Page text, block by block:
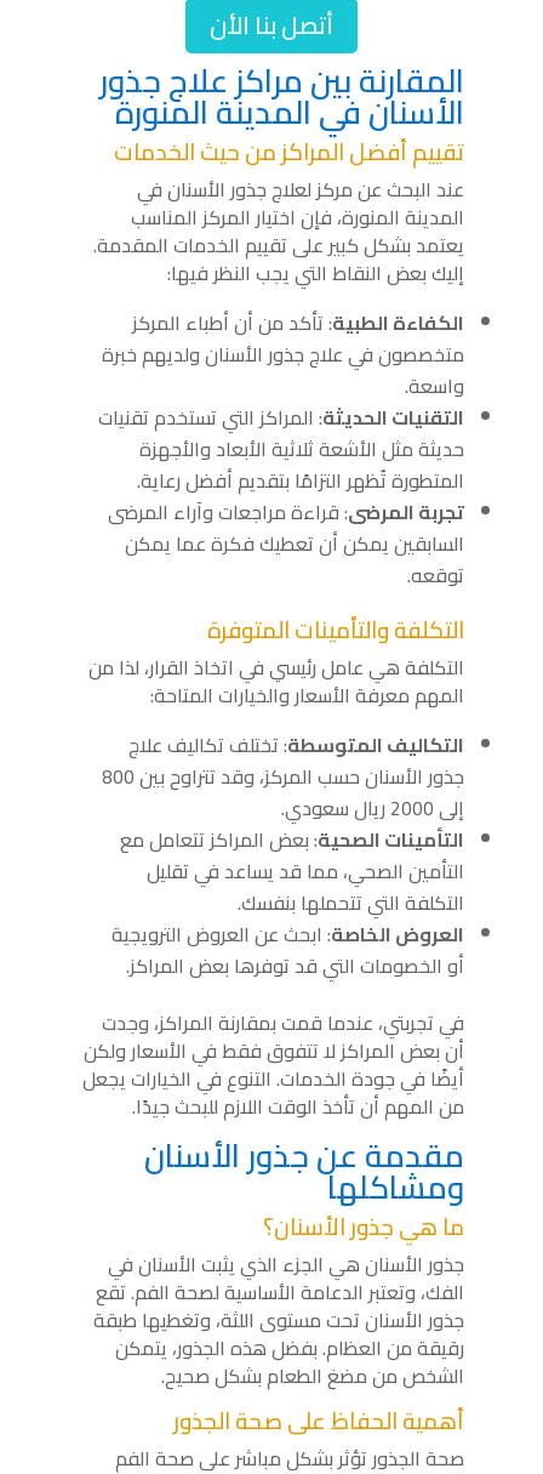
أتصل بنا الأن
المقارنة بين مراكز علاج جذور
الأسنان في المدينة المنورة
تقييم أفضل المراكز من حيث الخدمات
عند البحث عن مركز لعلاج جذور الأسنان في
المدينة المنورة، فإن اختيار المركز المناسب
يعتمد بشكل كبير على تقييم الخدمات المقدمة.
إليك بعض النقاط التي يجب النظر فيها:
الكفاءة الطبية: تأكد من أن أطباء المركز
متخصصون في علاج جذور الأسنان ولديهم خبرة
واسعة.
التقنيات الحديثة: المراكز التي تستخدم تقنيات
حديثة مثل الأشعة ثلاثية الأبعاد والأجهزة
المتطورة تُظهر التزامًا بتقديم أفضل رعاية.
تجربة المرضى: قراءة مراجعات وآراء المرضى
السابقين يمكن أن تعطيك فكرة عما يمكن
توقعه.
التكلفة والتأمينات المتوفرة
التكلفة هي عامل رئيسي في اتخاذ القرار، لذا من
المهم معرفة الأسعار والخيارات المتاحة:
التكاليف المتوسطة: تختلف تكاليف علاج
جذور الأسنان حسب المركز، وقد تتراوح بين 800
إلى 2000 ريال سعودي.
التأمينات الصحية: بعض المراكز تتعامل مع
التأمين الصحي، مما قد يساعد في تقليل
التكلفة التي تتحملها بنفسك.
العروض الخاصة: ابحث عن العروض الترويجية
أو الخصومات التي قد توفرها بعض المراكز.
في تجربتي، عندما قمت بمقارنة المراكز، وجدت
أن بعض المراكز لا تتفوق فقط في الأسعار ولكن
أيضًا في جودة الخدمات. التنوع في الخيارات يجعل
من المهم أن تأخذ الوقت اللازم للبحث جيدًا.
مقدمة عن جذور الأسنان
ومشاكلها
ما هي جذور الأسنان؟
جذور الأسنان هي الجزء الذي يثبت الأسنان في
الفك، وتعتبر الدعامة الأساسية لصحة الفم. تقع
جذور الأسنان تحت مستوى اللثة، وتغطيها طبقة
رقيقة من العظام. بفضل هذه الجذور، يتمكن
الشخص من مضغ الطعام بشكل صحيح.
أهمية الحفاظ على صحة الجذور
صحة الجذور تؤثر بشكل مباشر على صحة الفم